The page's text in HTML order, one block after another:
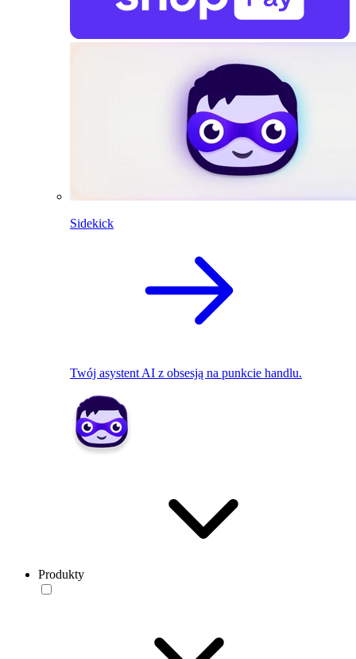
Sidekick
Twój asystent AI z obsesją na punkcie handlu.
Produkty